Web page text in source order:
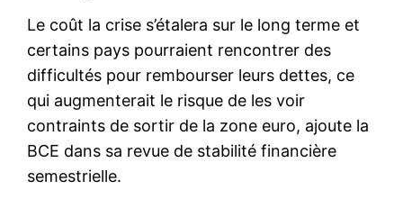
Le coût la crise s’étalera sur le long terme et
certains pays pourraient rencontrer des
difficultés pour rembourser leurs dettes, ce
qui augmenterait le risque de les voir
contraints de sortir de la zone euro, ajoute la
BCE dans sa revue de stabilité financière
semestrielle.